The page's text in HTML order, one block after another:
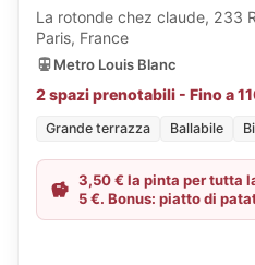
La rotonde chez claude, 233
Paris, France
Metro Louis Blanc
2 spazi prenotabili - Fino a
Grande terrazza Ballabile
3,50 € la pinta per tutta
5 €. Bonus: piatto di
consumazioni; con 8
piatto di salumi
(–1 €). (Mostrare l’app